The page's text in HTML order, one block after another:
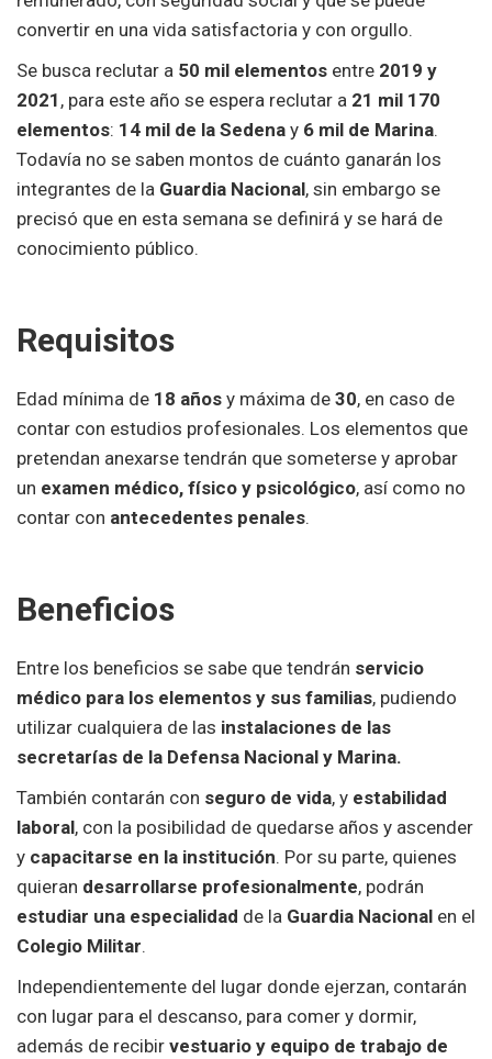
convertir en una vida satisfactoria y con orgullo.
Se busca reclutar a 50 mil elementos entre 2019 y
2021 , para este año se espera reclutar a 21 mil 170
elementos: 14 mil de la Sedena y 6 mil de Marina.
Todavía no se saben montos de cuánto ganarán los
integrantes de la Guardia Nacional, sin embargo se
precisó que en esta semana se definirá y se hará de
conocimiento público.
Requisitos
Edad mínima de 18 años y máxima de 30, en caso de
contar con estudios profesionales. Los elementos que
pretendan anexarse tendrán que someterse y aprobar
un examen médico, físico y psicológico, así como no
contar con antecedentes penales.
Beneficios
Entre los beneficios se sabe que tendrán servicio
médico para los elementos y sus familias, pudiendo
utilizar cualquiera de las instalaciones de las
secretarías de la Defensa Nacional y Marina.
También contarán con seguro de vida, y estabilidad
laboral, con la posibilidad de quedarse años y ascender
y capacitarse en la institución. Por su parte, quienes
quieran desarrollarse profesionalmente, podrán
estudiar una especialidad de la Guardia Nacional en el
Colegio Militar.
Independientemente del lugar donde ejerzan, contarán
con lugar para el descanso, para comer y dormir,
además de recibir vestuario y equipo de trabajo de